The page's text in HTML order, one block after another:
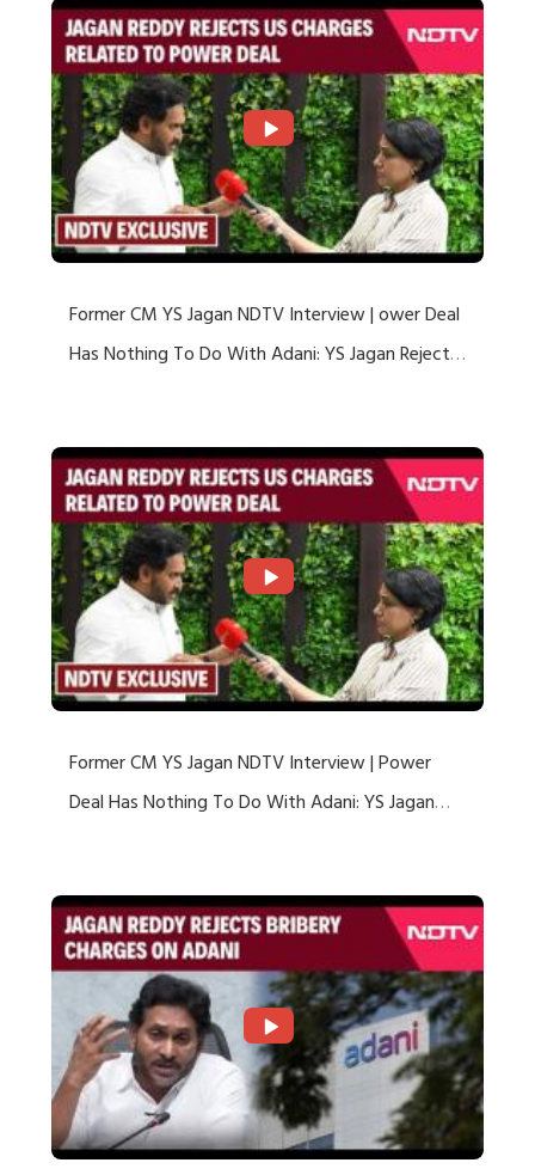
Former CM YS Jagan NDTV Interview | ower Deal
Has Nothing To Do With Adani: YS Jagan Rejects
Former CM YS Jagan NDTV Interview | Power
Deal Has Nothing To Do With Adani: YS Jagan